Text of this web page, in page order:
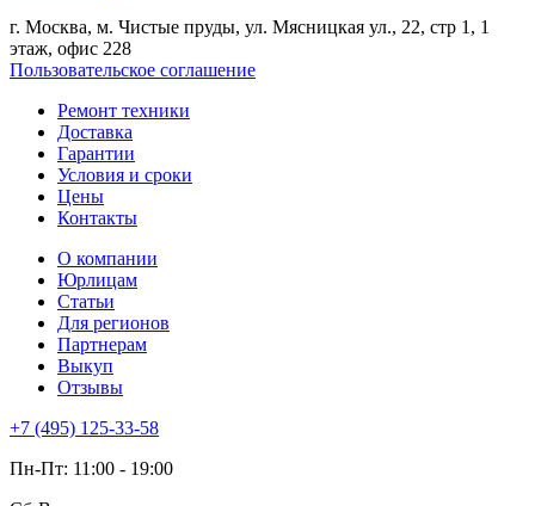
г. Москва, м. Чистые пруды, ул. Мясницкая ул., 22, стр 1, 1
этаж, офис 228
Пользовательское соглашение
Ремонт техники
Доставка
Гарантии
Условия и сроки
Цены
Контакты
О компании
Юрлицам
Статьи
Для регионов
Партнерам
Выкуп
Отзывы
+7 (495) 125-33-58
Пн-Пт: 11:00 - 19:00